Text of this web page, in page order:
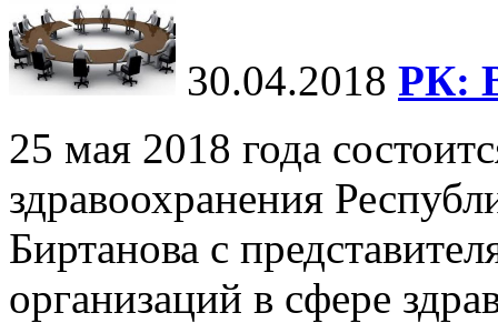
30.04.2018 РК:
25 мая 2018 года
здравоохранения
Биртанова с
организаций в сфере